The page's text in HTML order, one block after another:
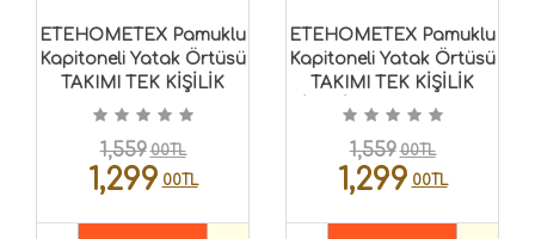
ETEHOMETEX Pamuklu
Kapitoneli Yatak Örtüsü
TAKIMI TEK KİŞİLİK
YANSIMA
1,559 00TL
1,299 00TL
ETEHOMETEX Pamuklu
Kapitoneli Yatak Örtüsü
TAKIMI TEK KİŞİLİK
TİTANİC 8696474232123
1,559 00TL
1,299 00TL